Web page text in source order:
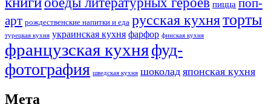
пицца поп-
арт рождественские напитки и еда русская кухняторты
турецкая кухня украинская кухня фарфор финская кухня
французская кухняфуд-
фотография шведская кухня шоколад японская кухня
Мета